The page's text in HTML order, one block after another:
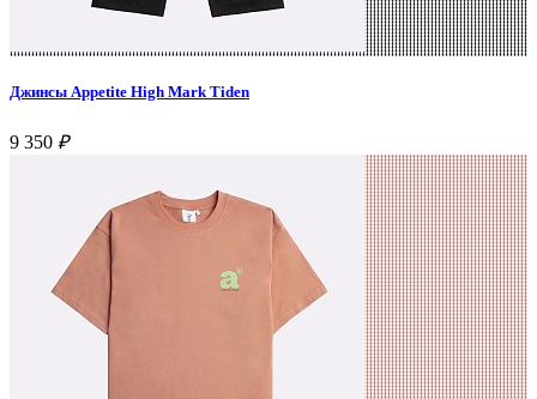
Джинсы Appetite High Mark Tiden
9 350 ₽